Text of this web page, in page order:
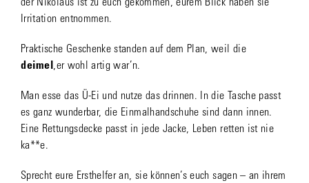
der Nikolaus ist zu euch gekommen, eurem Blick haben sie
Irritation entnommen.
Praktische Geschenke standen auf dem Plan, weil die
deimel ‚er wohl artig war’n.
Man esse das Ü-Ei und nutze das drinnen. In die Tasche passt
es ganz wunderbar, die Einmalhandschuhe sind dann innen.
Eine Rettungsdecke passt in jede Jacke, Leben retten ist nie
ka**e.
Sprecht eure Ersthelfer an, sie können’s euch sagen – an ihrem